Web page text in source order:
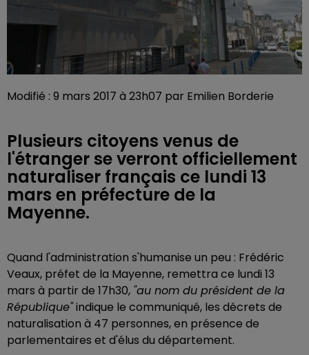
Modifié : 9 mars 2017 à 23h07 par Emilien Borderie
Plusieurs citoyens venus de
l'étranger se verront officiellement
naturaliser français ce lundi 13
mars en préfecture de la
Mayenne.
Quand l'administration s'humanise un peu : Frédéric
Veaux, préfet de la Mayenne, remettra ce lundi 13
mars à partir de 17h30, "au nom du président de la
République"indique le communiqué, les décrets de
naturalisation à 47 personnes, en présence de
parlementaires et d'élus du département.